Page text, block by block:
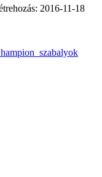
2016-11-18